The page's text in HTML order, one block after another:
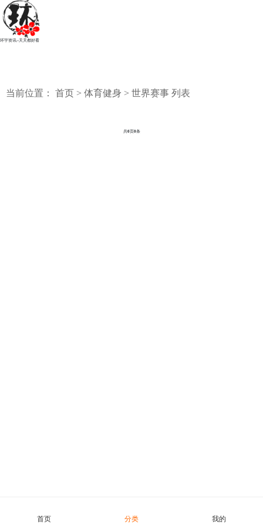
环宇资讯--天天都好看
当前位置： 首页 > 体育健身 > 世界赛事 列表
共0页0条
首页 分类 我的